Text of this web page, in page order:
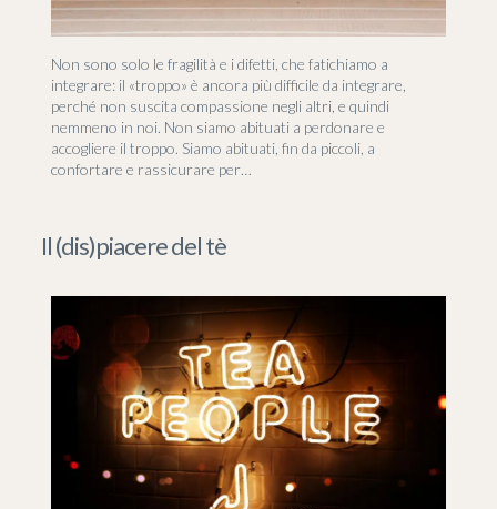
Non sono solo le fragilità e i difetti, che fatichiamo a
integrare: il «troppo» è ancora più difficile da integrare,
perché non suscita compassione negli altri, e quindi
nemmeno in noi. Non siamo abituati a perdonare e
accogliere il troppo. Siamo abituati, fin da piccoli, a
confortare e rassicurare per…
Il (dis)piacere del tè